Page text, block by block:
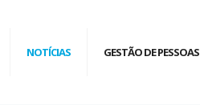
NOTÍCIAS GESTÃO DE PESSOAS